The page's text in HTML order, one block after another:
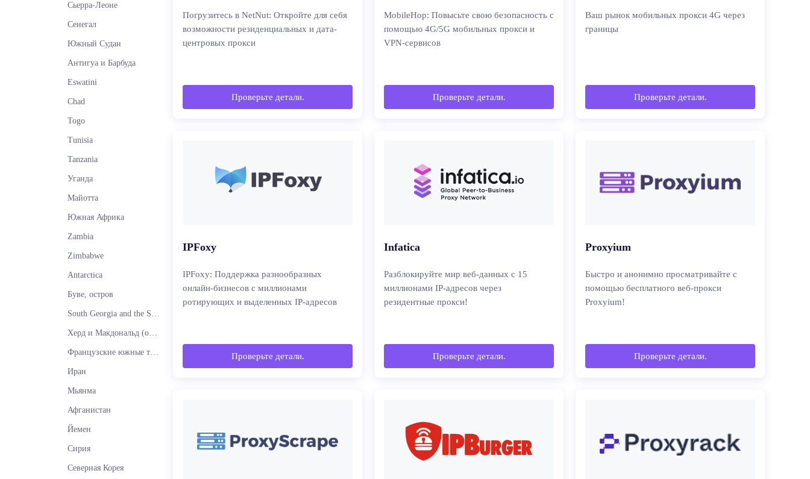
Сьерра-Леоне
Сенегал
Южный Судан
Антигуа и Барбуда
Eswatini
Chad
Togo
Tunisia
Tanzania
Уганда
Майотта
Южная Африка
Zambia
Zimbabwe
Antarctica
Буве, остров
South Georgia and the South Sandwich Islands
Херд и Макдональд (острова)
Французские южные территории
Иран
Мьянма
Афганистан
Йемен
Сирия
Северная Корея
Погрузитесь в NetNut: Откройте для себя
возможности резиденциальных и дата-
центровых прокси
Проверьте детали.
MobileHop: Повысьте свою безопасность с
помощью 4G/5G мобильных прокси и
VPN-сервисов
Проверьте детали.
Ваш рынок мобильных прокси 4G через
границы
Проверьте детали.
IPFoxy
IPFoxy: Поддержка разнообразных
онлайн-бизнесов с миллионами
ротирующих и выделенных IP-адресов
Проверьте детали.
Infatica
Разблокируйте мир веб-данных с 15
миллионами IP-адресов через
резидентные прокси!
Проверьте детали.
Proxyium
Быстро и анонимно просматривайте с
помощью бесплатного веб-прокси
Proxyium!
Проверьте детали.